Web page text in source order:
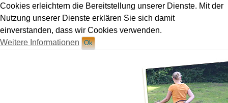
Cookies erleichtern die Bereitstellung unserer Dienste. Mit der
Nutzung unserer Dienste erklären Sie sich damit
einverstanden, dass wir Cookies verwenden.
Weitere Informationen
Ok
Hundetraining Ruetten in München